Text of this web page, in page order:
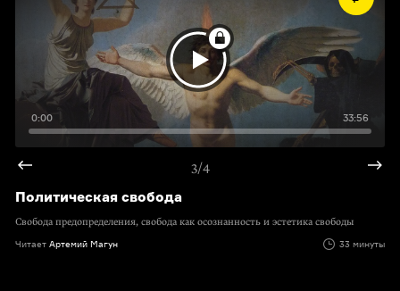
0:00 33:56
3/4
Политическая свобода
Свобода предопределения, свобода как осознанность и эстетика свободы
Читает Артемий Магун 33 минуты